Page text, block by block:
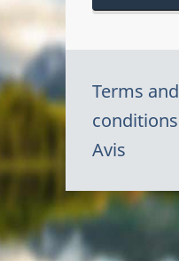
Terms and
conditions
Avis